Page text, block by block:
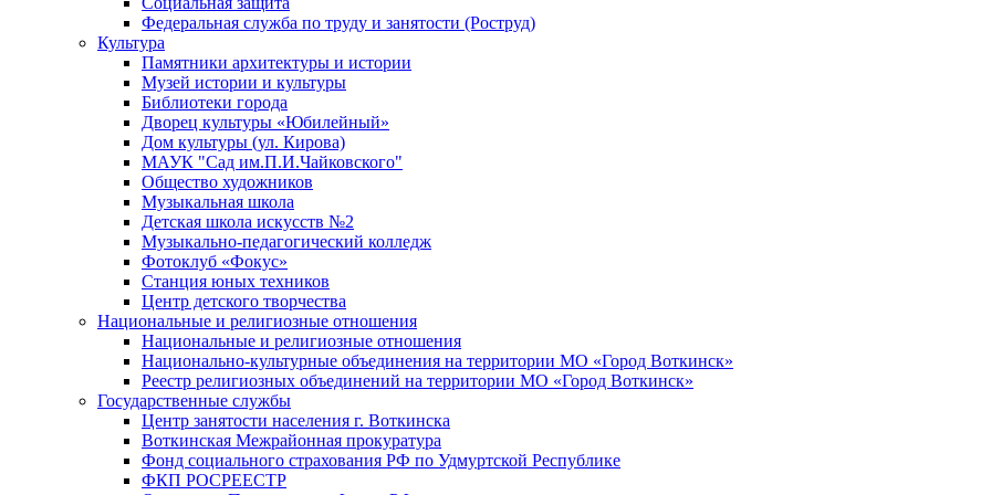
Федеральная служба по труду и занятости (Роструд)
Культура
Памятники архитектуры и истории
Музей истории и культуры
Библиотеки города
Дворец культуры «Юбилейный»
Дом культуры (ул. Кирова)
МАУК "Сад им.П.И.Чайковского"
Общество художников
Музыкальная школа
Детская школа искусств №2
Музыкально-педагогический колледж
Фотоклуб «Фокус»
Станция юных техников
Центр детского творчества
Национальные и религиозные отношения
Национальные и религиозные отношения
Национально-культурные объединения на территории МО «Город Воткинск»
Реестр религиозных объединений на территории МО «Город Воткинск»
Государственные службы
Центр занятости населения г. Воткинска
Воткинская Межрайонная прокуратура
Фонд социального страхования РФ по Удмуртской Республике
ФКП РОСРЕЕСТР